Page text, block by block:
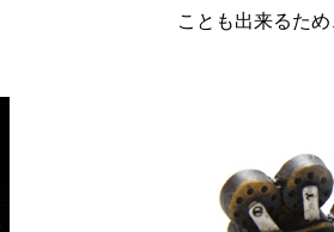
ことも出来るた